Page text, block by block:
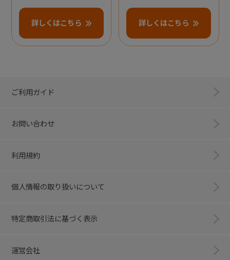
詳しくはこちら 詳しくはこちら
ご利用ガイド
お問い合わせ
利用規約
個人情報の取り扱いについて
特定商取引法に基づく表示
運営会社